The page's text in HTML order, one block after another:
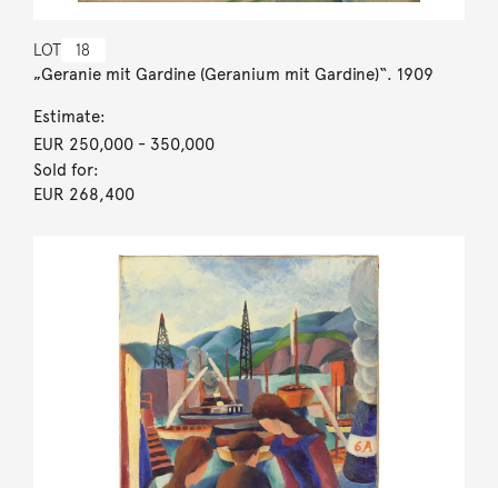
LOT 18
„Geranie mit Gardine (Geranium mit Gardine)“. 1909
Estimate:
EUR 250,000- 350,000
Sold for:
EUR 268,400